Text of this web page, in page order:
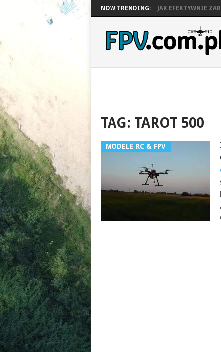
NOW TRENDING: JAK EFEKTYWNIE
TAG: TAROT 500
MODELE RC & FPV